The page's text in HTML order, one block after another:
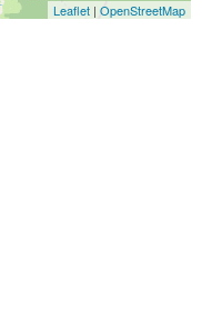
Leaflet | OpenStreetMap